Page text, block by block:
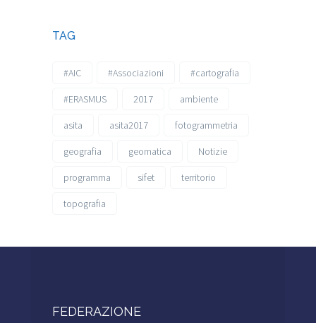
TAG
#AIC #Associazioni #cartografia
#ERASMUS 2017 ambiente
asita asita2017 fotogrammetria
geografia geomatica Notizie
programma sifet territorio
topografia
FEDERAZIONE